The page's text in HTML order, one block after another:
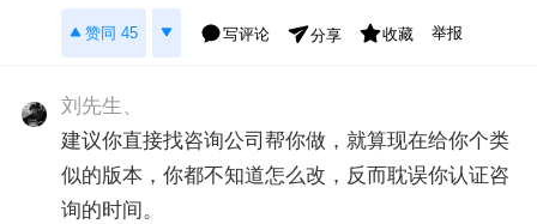
赞同 45 写评论 分享 收藏 举报
刘先生、
建议你直接找咨询公司帮你做，就算现在给你个类
似的版本，你都不知道怎么改，反而耽误你认证咨
询的时间。